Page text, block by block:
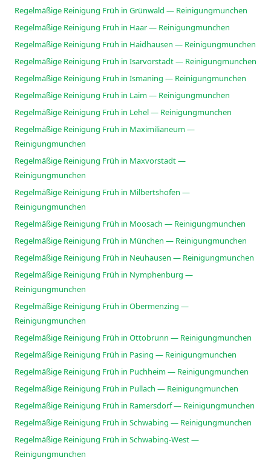
Regelmäßige Reinigung Früh in Grünwald — Reinigungmunchen
Regelmäßige Reinigung Früh in Haar — Reinigungmunchen
Regelmäßige Reinigung Früh in Haidhausen — Reinigungmunchen
Regelmäßige Reinigung Früh in Isarvorstadt — Reinigungmunchen
Regelmäßige Reinigung Früh in Ismaning — Reinigungmunchen
Regelmäßige Reinigung Früh in Laim — Reinigungmunchen
Regelmäßige Reinigung Früh in Lehel — Reinigungmunchen
Regelmäßige Reinigung Früh in Maximilianeum —
Reinigungmunchen
Regelmäßige Reinigung Früh in Maxvorstadt —
Reinigungmunchen
Regelmäßige Reinigung Früh in Milbertshofen —
Reinigungmunchen
Regelmäßige Reinigung Früh in Moosach — Reinigungmunchen
Regelmäßige Reinigung Früh in München — Reinigungmunchen
Regelmäßige Reinigung Früh in Neuhausen — Reinigungmunchen
Regelmäßige Reinigung Früh in Nymphenburg —
Reinigungmunchen
Regelmäßige Reinigung Früh in Obermenzing —
Reinigungmunchen
Regelmäßige Reinigung Früh in Ottobrunn — Reinigungmunchen
Regelmäßige Reinigung Früh in Pasing — Reinigungmunchen
Regelmäßige Reinigung Früh in Puchheim — Reinigungmunchen
Regelmäßige Reinigung Früh in Pullach — Reinigungmunchen
Regelmäßige Reinigung Früh in Ramersdorf — Reinigungmunchen
Regelmäßige Reinigung Früh in Schwabing — Reinigungmunchen
Regelmäßige Reinigung Früh in Schwabing-West —
Reinigungmunchen